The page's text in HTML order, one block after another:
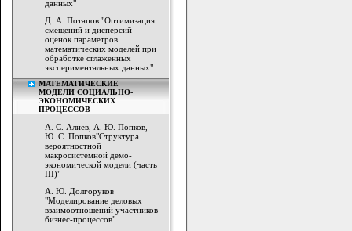
данных"
Д. А. Потапов "Оптимизация
смещений и дисперсий
оценок параметров
математических моделей при
обработке сглаженных
экспериментальных данных"
МАТЕМАТИЧЕСКИЕ
МОДЕЛИ СОЦИАЛЬНО-
ЭКОНОМИЧЕСКИХ
ПРОЦЕССОВ
А. С. Алиев, А. Ю. Попков,
Ю. С. Попков"Структура
вероятностной
макросистемной демо-
экономической модели (часть
III)"
А. Ю. Долгоруков
"Моделирование деловых
взаимоотношений участников
бизнес-процессов"